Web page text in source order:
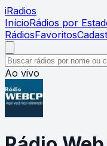
iRadios
InícioRádios por
RádiosFavoritos
Ao vivo